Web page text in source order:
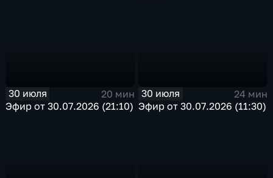
30 июля
20 мин
Эфир от 30.07.2026 (21:10)
30 июля
24 мин
Эфир от 30.07.2026 (11:30)